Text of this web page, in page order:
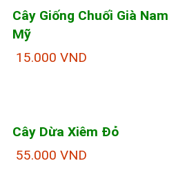
Cây Giống Chuối Già Nam
Mỹ
15.000 VND
Cây Dừa Xiêm Đỏ
55.000 VND